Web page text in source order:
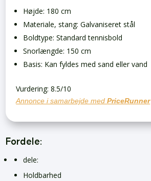
Højde: 180 cm
Materiale, stang: Galvaniseret stål
Boldtype: Standard tennisbold
Snorlængde: 150 cm
Basis: Kan fyldes med sand eller vand
Vurdering: 8.5/10
Annonce i samarbejde medPriceRunner
Fordele:
dele:
Holdbarhed